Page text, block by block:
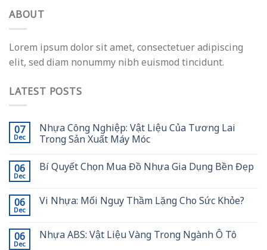
ABOUT
Lorem ipsum dolor sit amet, consectetuer adipiscing
elit, sed diam nonummy nibh euismod tincidunt.
LATEST POSTS
07
Dec
Nhựa Công Nghiệp: Vật Liệu Của Tương Lai
Trong Sản Xuất Máy Móc
06
Dec
Bí Quyết Chọn Mua Đồ Nhựa Gia Dụng Bền Đẹp
06
Dec
Vi Nhựa: Mối Nguy Thầm Lặng Cho Sức Khỏe?
06
Dec
Nhựa ABS: Vật Liệu Vàng Trong Ngành Ô Tô